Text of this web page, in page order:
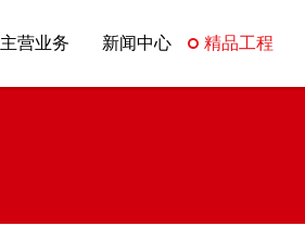
主营业务 新闻中心 精品工程